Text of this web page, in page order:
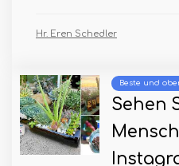
Hr. Eren Schedler
Beste und
Sehen